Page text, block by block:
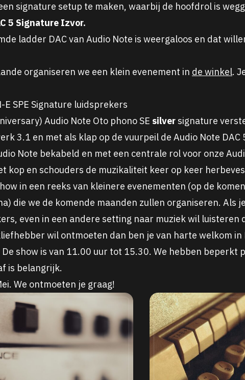
signature setup te maken, waarbij de hoofdrol is
5 Signature Izvor.
ladder DAC van Audio Note is weergaloos en dat
organiseren we een klein evenement in de winkel.
E SPE Signature luidsprekers
Audio Note Oto phono SE silver signature
3.1 en met als klap op de vuurpeil de Audio Note
Note bekabeld en met een centrale rol voor onze
kop en schouders de muzikaliteit keer op keer
in een reeks van kleinere evenementen (op de
die we de komende maanden zullen organiseren. Als
even in een andere setting naar muziek wil luisteren
wil ontmoeten dan ben je van harte welkom in
show is van 11.00 uur tot 15.30. We hebben beperkt
is belangrijk.
We ontmoeten je graag!